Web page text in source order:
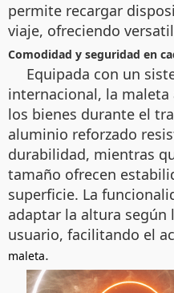
permite recargar
viaje, ofreciendo
Comodidad y seguridad en
Equipada con un
internacional, la
los bienes durante el
aluminio reforzado
durabilidad, mientras
tamaño ofrecen
superficie. La
adaptar la altura según
usuario, facilitando el
maleta.